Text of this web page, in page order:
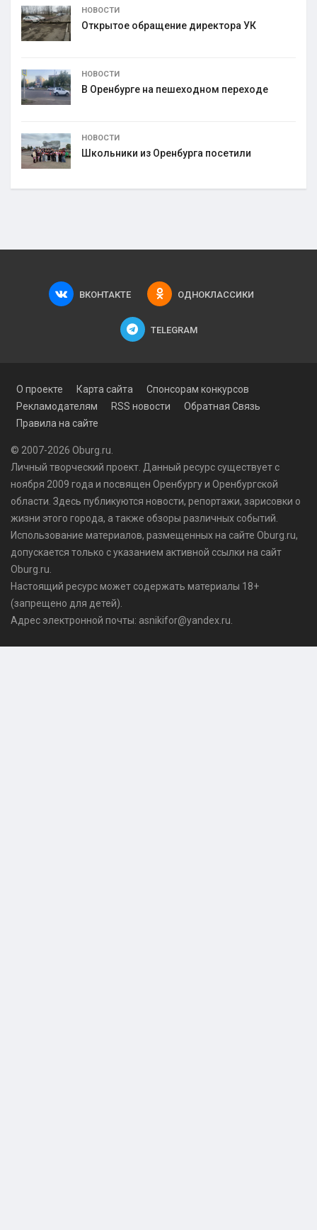
НОВОСТИ
Открытое обращение директора УК
НОВОСТИ
В Оренбурге на пешеходном переходе
НОВОСТИ
Школьники из Оренбурга посетили
ВКОНТАКТЕ ОДНОКЛАССИКИ
TELEGRAM
О проекте Карта сайта
Спонсорам конкурсов
Рекламодателям
RSS новости
Обратная Связь
Правила на сайте
© 2007-2026 Oburg.ru.
Личный творческий проект. Данный ресурс существует с
ноября 2009 года и посвящен Оренбургу и Оренбургской
области. Здесь публикуются новости, репортажи, зарисовки о
жизни этого города, а также обзоры различных событий.
Использование материалов, размещенных на сайте Oburg.ru,
допускается только с указанием активной ссылки на сайт
Oburg.ru.
Настоящий ресурс может содержать материалы 18+
(запрещено для детей).
Адрес электронной почты: asnikifor@yandex.ru.